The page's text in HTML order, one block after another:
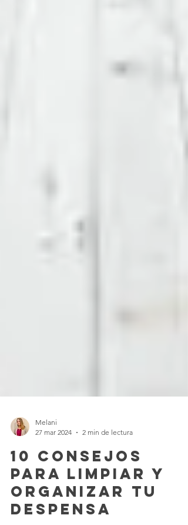
Melani
27 mar 2024
2 min de lectura
10 Consejos
para Limpiar y